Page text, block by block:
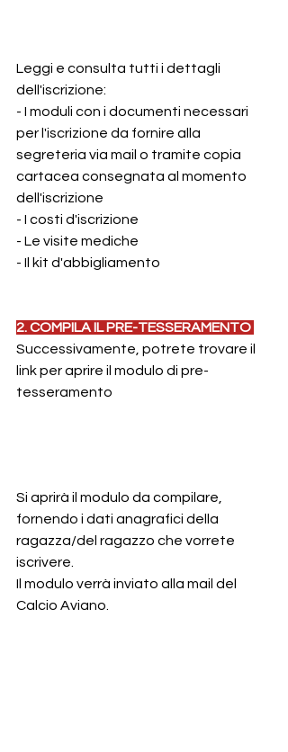
Leggi e consulta tutti i dettagli
dell'iscrizione:
- I moduli con i documenti necessari
per l'iscrizione da fornire alla
segreteria via mail o tramite copia
cartacea consegnata al momento
dell'iscrizione
- I costi d'iscrizione
- Le visite mediche
- Il kit d'abbigliamento
2. COMPILA IL PRE-TESSERAMENTO
Successivamente, potrete trovare il
link per aprire il modulo di pre-
tesseramento
Si aprirà il modulo da compilare,
fornendo i dati anagrafici della
ragazza/del ragazzo che vorrete
iscrivere.
Il modulo verrà inviato alla mail del
Calcio Aviano.